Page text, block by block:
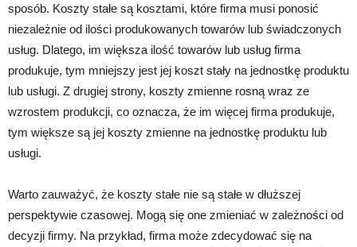
sposób. Koszty stałe są kosztami, które firma musi ponosić
niezależnie od ilości produkowanych towarów lub świadczonych
usług. Dlatego, im większa ilość towarów lub usług firma
produkuje, tym mniejszy jest jej koszt stały na jednostkę produktu
lub usługi. Z drugiej strony, koszty zmienne rosną wraz ze
wzrostem produkcji, co oznacza, że im więcej firma produkuje,
tym większe są jej koszty zmienne na jednostkę produktu lub
usługi.
Warto zauważyć, że koszty stałe nie są stałe w dłuższej
perspektywie czasowej. Mogą się one zmieniać w zależności od
decyzji firmy. Na przykład, firma może zdecydować się na